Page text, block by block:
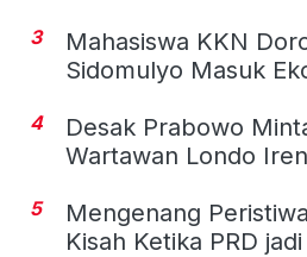
3
Mahasiswa KKN
Sidomulyo Masuk
4
Desak Prabowo
Wartawan Londo
5
Mengenang
Kisah Ketika PRD